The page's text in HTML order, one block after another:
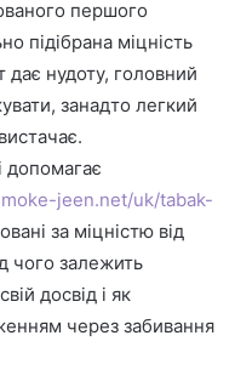
першого
підібрана міцність
нудоту, головний
занадто легкий
допомагає
jeen.net/uk/tabak-
за міцністю від
чого залежить
досвід і як
через забивання